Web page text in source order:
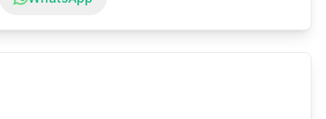
Atención personalizada vía WhatsApp.